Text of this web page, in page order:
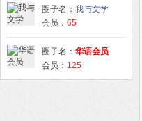
圈子名： 我与文学
会员： 65
圈子名： 华语会员
会员： 125